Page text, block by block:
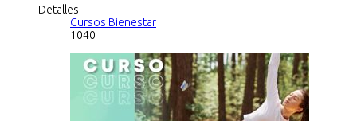
Detalles
Cursos Bienestar
1040